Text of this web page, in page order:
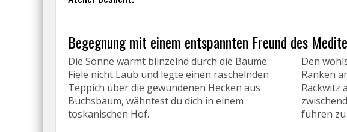
Begegnung mit einem entspannten Freund des
Die Sonne wärmt blinzelnd durch die Bäume.
Fiele nicht Laub und legte einen raschelnden
Teppich über die gewundenen Hecken aus
Buchsbaum, wähntest du dich in einem
toskanischen Hof.
Den
Ranken
Rackwitz
führen zu